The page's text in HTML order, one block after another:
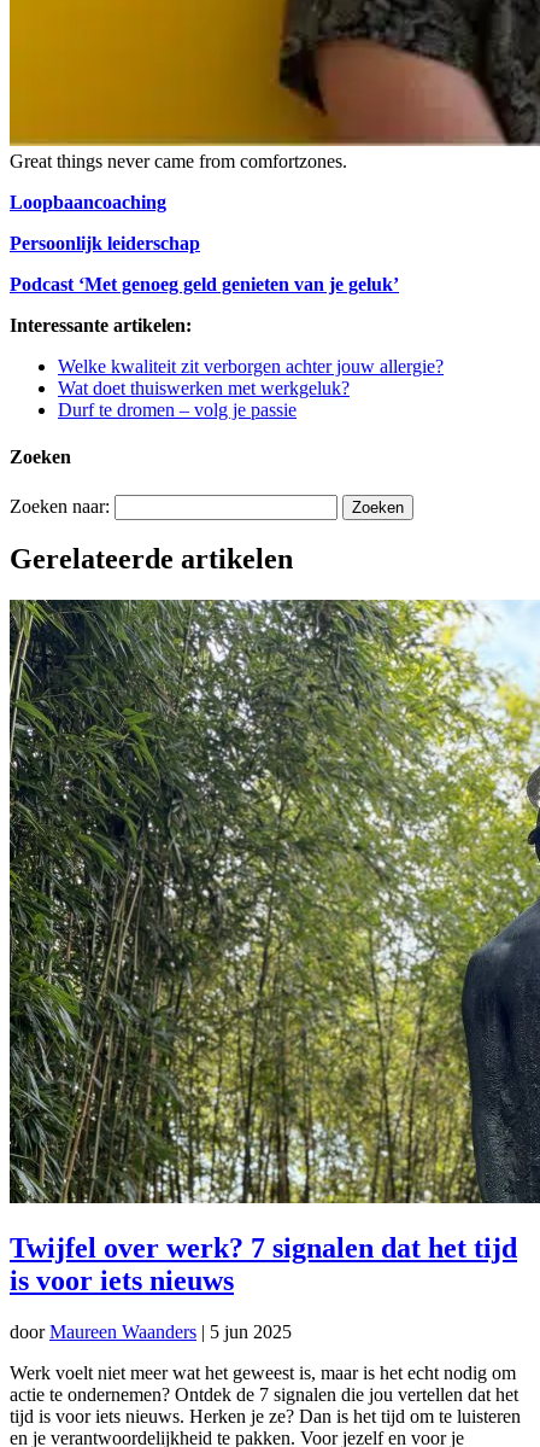
Great things never came from comfortzones.
Loopbaancoaching
Persoonlijk leiderschap
Podcast ‘Met genoeg geld genieten van je geluk’
Interessante artikelen:
Welke kwaliteit zit verborgen achter jouw allergie?
Wat doet thuiswerken met werkgeluk?
Durf te dromen – volg je passie
Zoeken
Zoeken naar:
Gerelateerde artikelen
Twijfel over werk? 7 signalen dat het tijd
is voor iets nieuws
doorMaureen Waanders | 5 jun 2025
Werk voelt niet meer wat het geweest is, maar is het echt nodig om
actie te ondernemen? Ontdek de 7 signalen die jou vertellen dat het
tijd is voor iets nieuws. Herken je ze? Dan is het tijd om te luisteren
en je verantwoordelijkheid te pakken. Voor jezelf en voor je